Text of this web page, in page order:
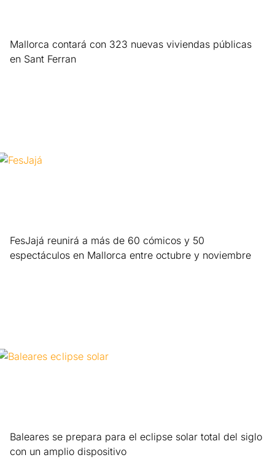
Mallorca contará con 323 nuevas viviendas públicas
en Sant Ferran
FesJajá reunirá a más de 60 cómicos y 50
espectáculos en Mallorca entre octubre y noviembre
Baleares se prepara para el eclipse solar total del siglo
con un amplio dispositivo